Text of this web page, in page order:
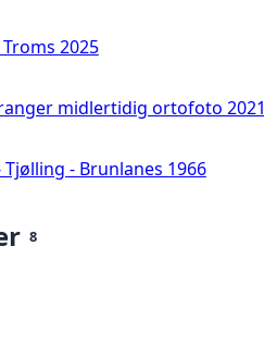
2025
midlertidig ortofoto 2021
- Brunlanes 1966
8